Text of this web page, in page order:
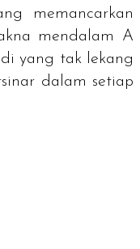
memancarkan
mendalam A
yang tak lekang
dalam setiap